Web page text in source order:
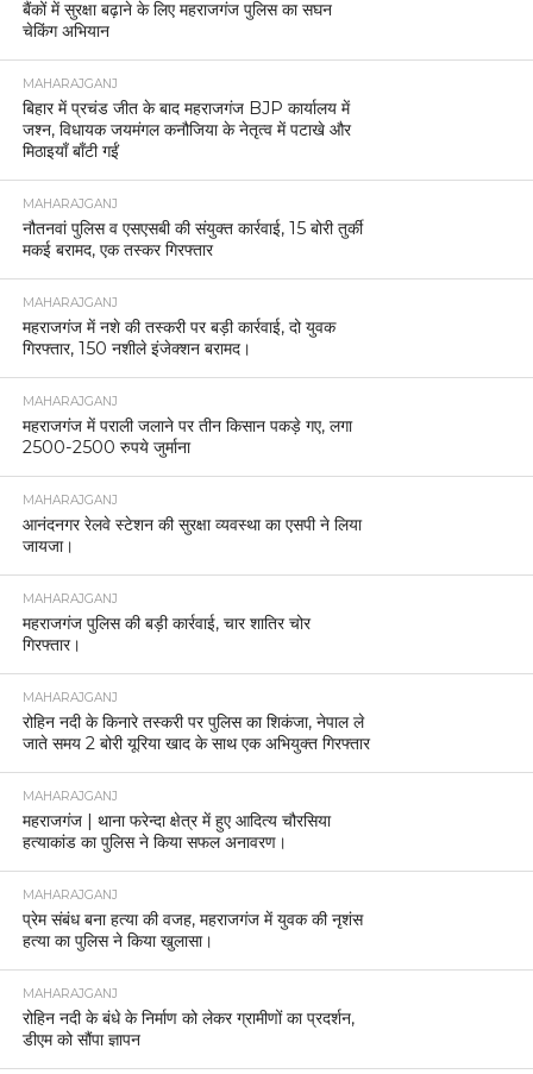
बैंकों में सुरक्षा बढ़ाने के लिए महराजगंज पुलिस का सघन
चेकिंग अभियान
MAHARAJGANJ
बिहार में प्रचंड जीत के बाद महराजगंज BJP कार्यालय में
जश्न, विधायक जयमंगल कनौजिया के नेतृत्व में पटाखे और
मिठाइयाँ बाँटी गईं
MAHARAJGANJ
नौतनवां पुलिस व एसएसबी की संयुक्त कार्रवाई, 15 बोरी तुर्की
मकई बरामद, एक तस्कर गिरफ्तार
MAHARAJGANJ
महराजगंज में नशे की तस्करी पर बड़ी कार्रवाई, दो युवक
गिरफ्तार, 150 नशीले इंजेक्शन बरामद।
MAHARAJGANJ
महराजगंज में पराली जलाने पर तीन किसान पकड़े गए, लगा
2500-2500 रुपये जुर्माना
MAHARAJGANJ
आनंदनगर रेलवे स्टेशन की सुरक्षा व्यवस्था का एसपी ने लिया
जायजा।
MAHARAJGANJ
महराजगंज पुलिस की बड़ी कार्रवाई, चार शातिर चोर
गिरफ्तार।
MAHARAJGANJ
रोहिन नदी के किनारे तस्करी पर पुलिस का शिकंजा, नेपाल ले
जाते समय 2 बोरी यूरिया खाद के साथ एक अभियुक्त गिरफ्तार
MAHARAJGANJ
महराजगंज | थाना फरेन्दा क्षेत्र में हुए आदित्य चौरसिया
हत्याकांड का पुलिस ने किया सफल अनावरण।
MAHARAJGANJ
प्रेम संबंध बना हत्या की वजह, महराजगंज में युवक की नृशंस
हत्या का पुलिस ने किया खुलासा।
MAHARAJGANJ
रोहिन नदी के बंधे के निर्माण को लेकर ग्रामीणों का प्रदर्शन,
डीएम को सौंपा ज्ञापन